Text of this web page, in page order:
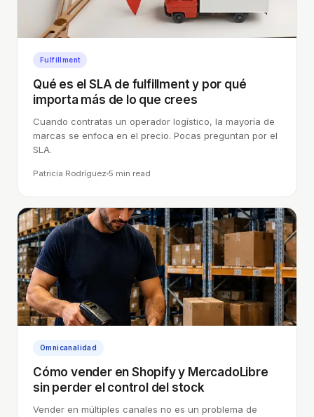
Fulfillment
Qué es el SLA de fulfillment y por qué
importa más de lo que crees
Cuando contratas un operador logístico, la mayoría de
marcas se enfoca en el precio. Pocas preguntan por el
SLA.
Patricia Rodríguez 5 min read
Omnicanalidad
Cómo vender en Shopify y MercadoLibre
sin perder el control del stock
Vender en múltiples canales no es un problema de